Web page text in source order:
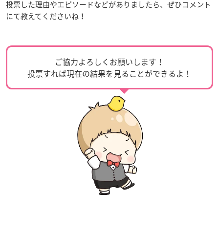
投票した理由やエピソードなどがありましたら、ぜひコメント
にて教えてくださいね！
ご協力よろしくお願いします！
投票すれば現在の結果を見ることができるよ！